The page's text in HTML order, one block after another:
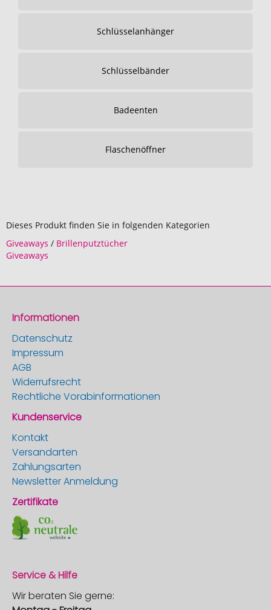
Schlüsselanhänger
Schlüsselbänder
Badeenten
Flaschenöffner
Dieses Produkt finden Sie in folgenden Kategorien
Giveaways / Brillenputztücher
Giveaways
Informationen
Datenschutz
Impressum
AGB
Widerrufsrecht
Rechtliche Vorabinformationen
Kundenservice
Kontakt
Versandarten
Zahlungsarten
Newsletter Anmeldung
Zertifikate
Service & Hilfe
Wir beraten Sie gerne: